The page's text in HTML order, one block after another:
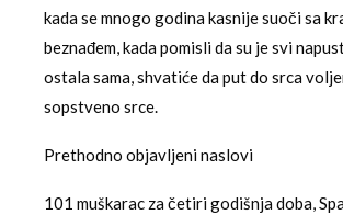
kada se mnogo godina kasnije suoči sa
beznađem, kada pomisli da su je svi
ostala sama, shvatiće da put do srca
sopstveno srce.
Prethodno objavljeni naslovi
101 muškarac za četiri godišnja doba,